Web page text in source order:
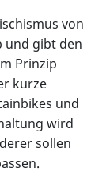
von
und gibt den
Prinzip
kurze
und
wird
sollen